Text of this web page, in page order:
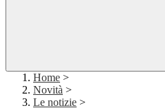
Home >
Novità >
Le notizie >